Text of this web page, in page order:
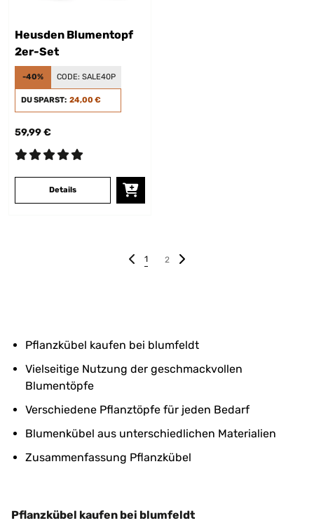
Heusden Blumentopf
2er-Set
-40% CODE: SALE40P
DU SPARST: 24,00 €
59,99 €
Details
1 2
Pflanzkübel kaufen bei blumfeldt
Vielseitige Nutzung der geschmackvollen
Blumentöpfe
Verschiedene Pflanztöpfe für jeden Bedarf
Blumenkübel aus unterschiedlichen Materialien
Zusammenfassung Pflanzkübel
Pflanzkübel kaufen bei blumfeldt